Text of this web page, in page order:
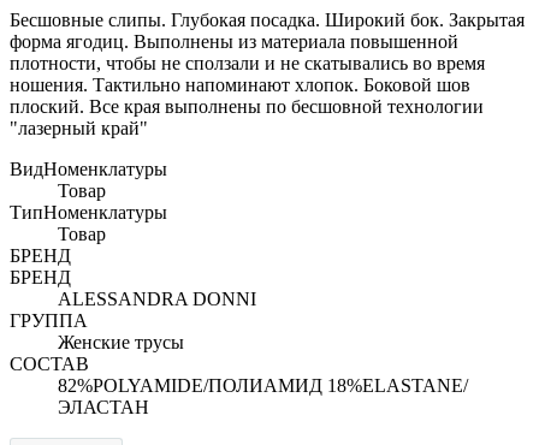
Бесшовные слипы. Глубокая посадка. Широкий бок. Закрытая
форма ягодиц. Выполнены из материала повышенной
плотности, чтобы не сползали и не скатывались во время
ношения. Тактильно напоминают хлопок. Боковой шов
плоский. Все края выполнены по бесшовной технологии
"лазерный край"
ВидНоменклатуры
Товар
ТипНоменклатуры
Товар
БРЕНД
БРЕНД
ALESSANDRA DONNI
ГРУППА
Женские трусы
СОСТАВ
82%POLYAMIDE/ПОЛИАМИД 18%ELASTANE/
ЭЛАСТАН